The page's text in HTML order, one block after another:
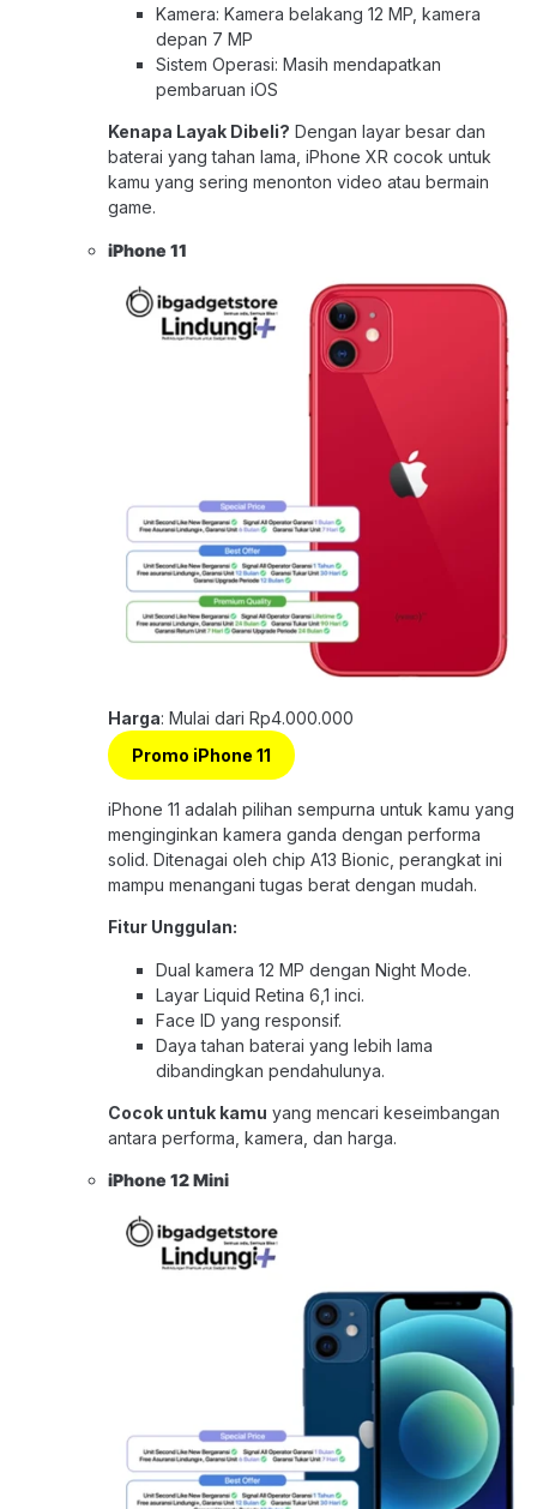
Kamera: Kamera belakang 12 MP, kamera
depan 7 MP
Sistem Operasi: Masih mendapatkan
pembaruan iOS
Kenapa Layak Dibeli? Dengan layar besar dan
baterai yang tahan lama, iPhone XR cocok untuk
kamu yang sering menonton video atau bermain
game.
iPhone 11
Harga: Mulai dari Rp4.000.000
Promo iPhone 11
iPhone 11 adalah pilihan sempurna untuk kamu yang
menginginkan kamera ganda dengan performa
solid. Ditenagai oleh chip A13 Bionic, perangkat ini
mampu menangani tugas berat dengan mudah.
Fitur Unggulan:
Dual kamera 12 MP dengan Night Mode.
Layar Liquid Retina 6,1 inci.
Face ID yang responsif.
Daya tahan baterai yang lebih lama
dibandingkan pendahulunya.
Cocok untuk kamu yang mencari keseimbangan
antara performa, kamera, dan harga.
iPhone 12 Mini